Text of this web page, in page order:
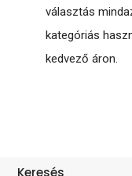
választás
kategóriás
kedvező áron.
Keresés